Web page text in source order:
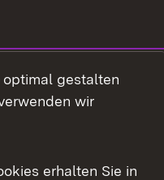
optimal gestalten
wir
erhalten Sie in